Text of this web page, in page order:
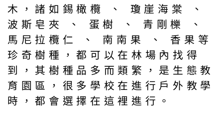
木，諸如錫橄欖 、 瓊崖海棠 、
波斯皂夾 、 蛋樹 、 青剛櫟 、
馬尼拉欖仁 、 南南果 、 香果等
珍奇樹種，都可以在林場內找得
到，其樹種品多而類繁，是生態教
育園區，很多學校在進行戶外教學
時，都會選擇在這裡進行。